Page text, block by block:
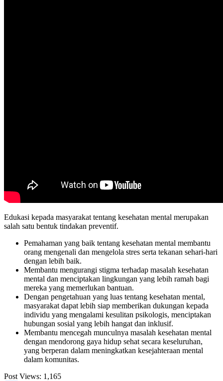
Edukasi kepada masyarakat tentang kesehatan mental merupakan
salah satu bentuk tindakan preventif.
Pemahaman yang baik tentang kesehatan mental membantu
orang mengenali dan mengelola stres serta tekanan sehari-hari
dengan lebih baik.
Membantu mengurangi stigma terhadap masalah kesehatan
mental dan menciptakan lingkungan yang lebih ramah bagi
mereka yang memerlukan bantuan.
Dengan pengetahuan yang luas tentang kesehatan mental,
masyarakat dapat lebih siap memberikan dukungan kepada
individu yang mengalami kesulitan psikologis, menciptakan
hubungan sosial yang lebih hangat dan inklusif.
Membantu mencegah munculnya masalah kesehatan mental
dengan mendorong gaya hidup sehat secara keseluruhan,
yang berperan dalam meningkatkan kesejahteraan mental
dalam komunitas.
Post Views: 1,165